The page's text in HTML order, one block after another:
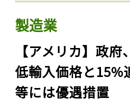
製造業
【アメリカ】政
低輸入価格と15%
等には優遇措置